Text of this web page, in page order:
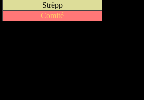
Strëpp
Comité